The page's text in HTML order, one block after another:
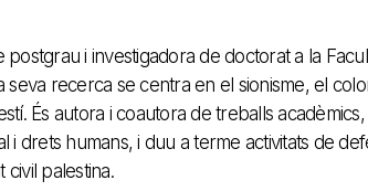
postgrau i investigadora de doctorat a la
seva recerca se centra en el sionisme, el
És autora i coautora de treballs
i drets humans, i duu a terme activitats de
civil palestina.